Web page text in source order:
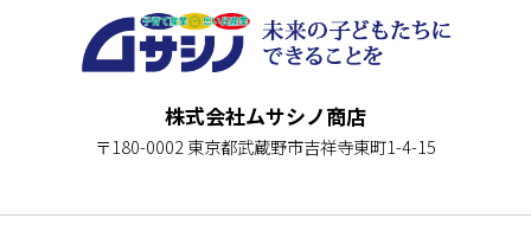
株式会社ムサシノ商店
〒180-0002 東京都武蔵野市吉祥寺東町1-4-15